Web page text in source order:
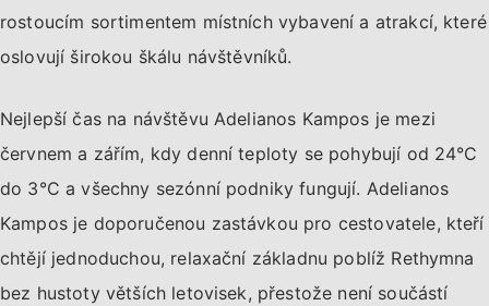
rostoucím sortimentem místních vybavení a atrakcí, které
oslovují širokou škálu návštěvníků.
Nejlepší čas na návštěvu Adelianos Kampos je mezi
červnem a zářím, kdy denní teploty se pohybují od 24°C
do 3°C a všechny sezónní podniky fungují. Adelianos
Kampos je doporučenou zastávkou pro cestovatele, kteří
chtějí jednoduchou, relaxační základnu poblíž Rethymna
bez hustoty větších letovisek, přestože není součástí